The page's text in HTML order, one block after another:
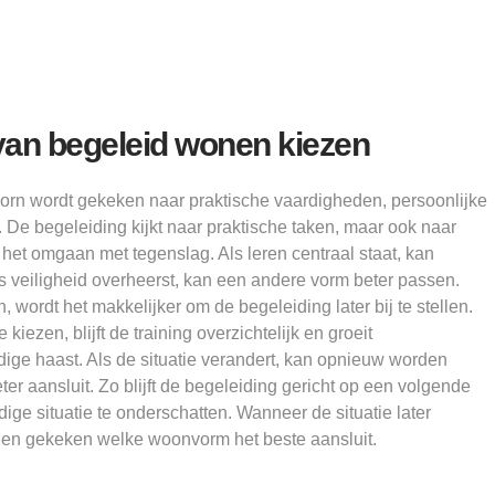
begeleid wonen kiezen
wordt gekeken naar praktische vaardigheden, persoonlijke
begeleiding kijkt naar praktische taken, maar ook naar
omgaan met tegenslag. Als leren centraal staat, kan
veiligheid overheerst, kan een andere vorm beter passen.
wordt het makkelijker om de begeleiding later bij te stellen.
kiezen, blijft de training overzichtelijk en groeit
haast. Als de situatie verandert, kan opnieuw worden
aansluit. Zo blijft de begeleiding gericht op een volgende
situatie te onderschatten. Wanneer de situatie later
gekeken welke woonvorm het beste aansluit.